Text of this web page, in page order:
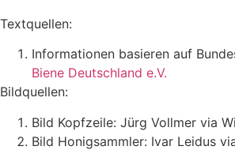
Textquellen:
Informationen basieren auf
Biene Deutschland e.V.
Bildquellen:
Bild Kopfzeile: Jürg Vollmer via
Bild Honigsammler: Ivar Leidus